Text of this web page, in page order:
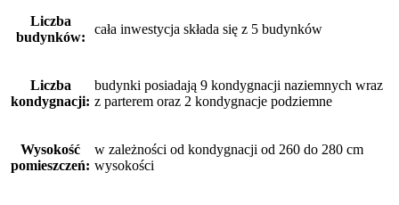
Liczba
budynków:
cała inwestycja składa się z 5 budynków
Liczba
kondygnacji:
budynki posiadają 9 kondygnacji naziemnych wraz
z parterem oraz 2 kondygnacje podziemne
Wysokość
pomieszczeń:
w zależności od kondygnacji od 260 do 280 cm
wysokości